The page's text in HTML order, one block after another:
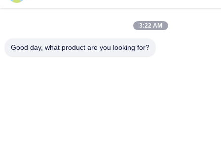
3:22 AM
Good day, what product are you looking for?